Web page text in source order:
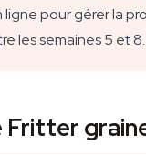
pour gérer la
les semaines 5 et
Fritter